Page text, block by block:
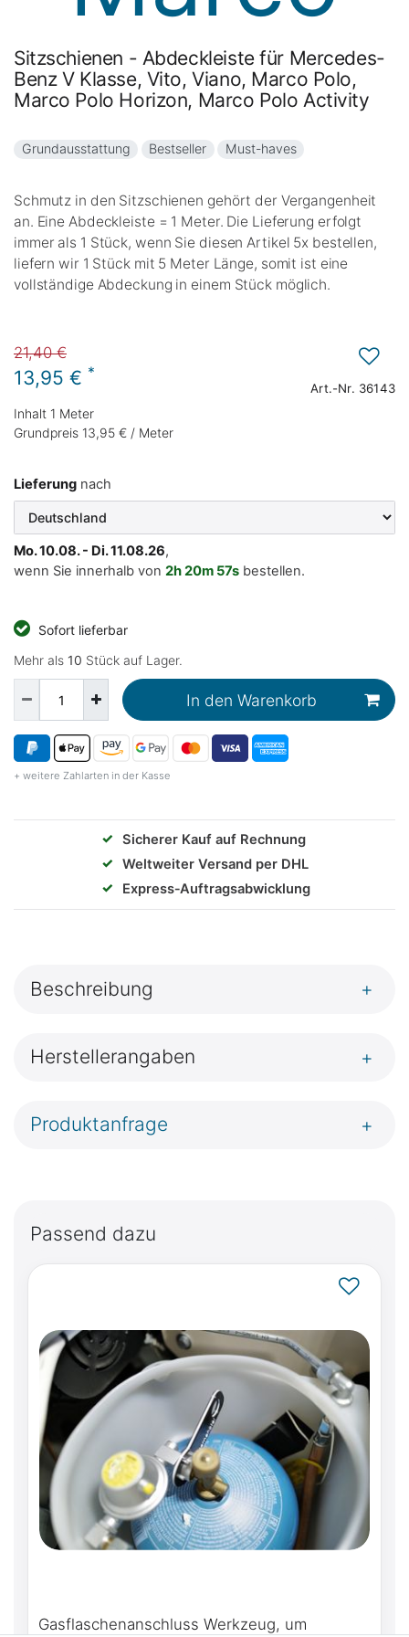
Sitzschienen - Abdeckleiste für Mercedes-
Benz V Klasse, Vito, Viano, Marco Polo,
Marco Polo Horizon, Marco Polo Activity
Grundausstattung Bestseller Must-haves
Schmutz in den Sitzschienen gehört der Vergangenheit
an. Eine Abdeckleiste = 1 Meter. Die Lieferung erfolgt
immer als 1 Stück, wenn Sie diesen Artikel 5x bestellen,
liefern wir 1 Stück mit 5 Meter Länge, somit ist eine
vollständige Abdeckung in einem Stück möglich.
21,40 €
13,95 € *
Inhalt 1 Meter
Grundpreis 13,95 € / Meter
Art.-Nr. 36143
Lieferung nach
Mo. 10.08. - Di. 11.08.26,
wenn Sie innerhalb von 2h20m 56s bestellen.
Sofort lieferbar
Mehr als 10 Stück auf Lager.
In den Warenkorb
+ weitere Zahlarten in der Kasse
✓
Sicherer Kauf auf Rechnung
✓
Weltweiter Versand per DHL
✓
Express‑Auftragsabwicklung
Beschreibung +
Herstellerangaben +
Produktanfrage +
Passend dazu
Gasflaschenanschluss Werkzeug, um